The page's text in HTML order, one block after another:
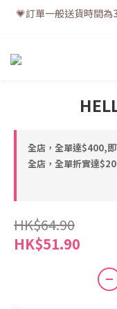
💗訂單一般送貨時間
💗訂單一般送貨時間
💗折實滿
💗立即下
💗訂單一般送貨時間為
全店，全單達$400,
全店，全單折實達
HK$64.90
HK$51.90